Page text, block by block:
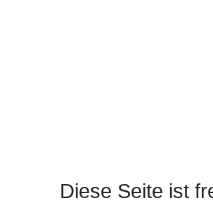
Diese Seite ist